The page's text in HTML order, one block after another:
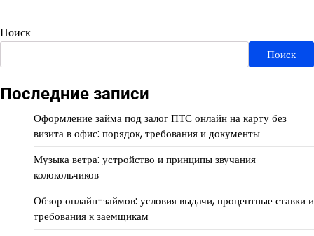
Поиск
Поиск
Последние записи
Оформление займа под залог ПТС онлайн на карту без
визита в офис: порядок, требования и документы
Музыка ветра: устройство и принципы звучания
колокольчиков
Обзор онлайн-займов: условия выдачи, процентные ставки и
требования к заемщикам